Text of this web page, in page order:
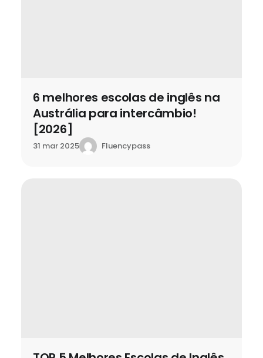
6 melhores escolas de inglês na
Austrália para intercâmbio!
[2026]
31 mar 2025 Fluencypass